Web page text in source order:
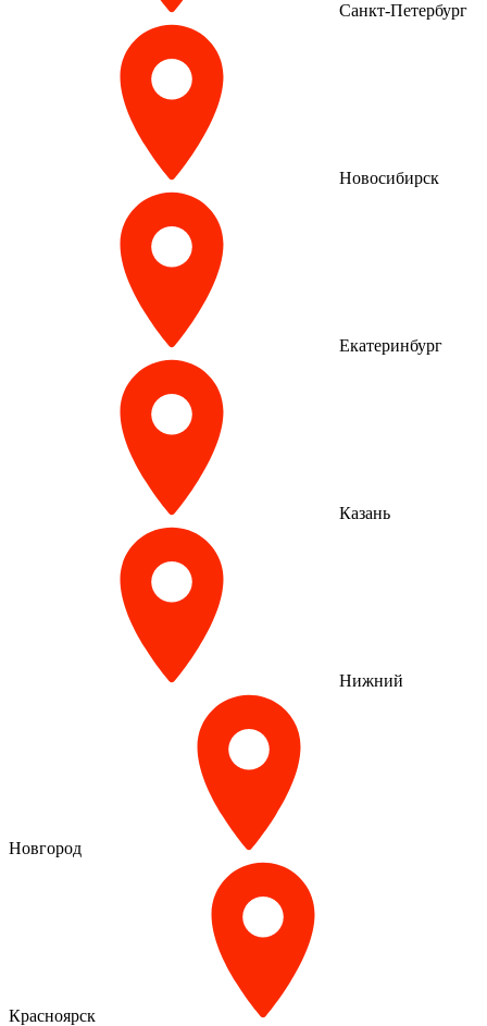
Санкт-Петербург
Новосибирск
Екатеринбург
Казань
Нижний
Новгород
Красноярск